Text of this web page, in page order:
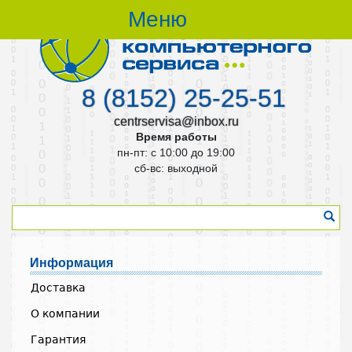
Меню
8 (8152) 25-25-51
centrservisa@inbox.ru
Время работы
пн-пт: с 10:00 до 19:00
cб-вс: выходной
Информация
Доставка
О компании
Гарантия